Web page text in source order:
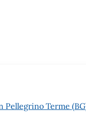
Pellegrino Terme